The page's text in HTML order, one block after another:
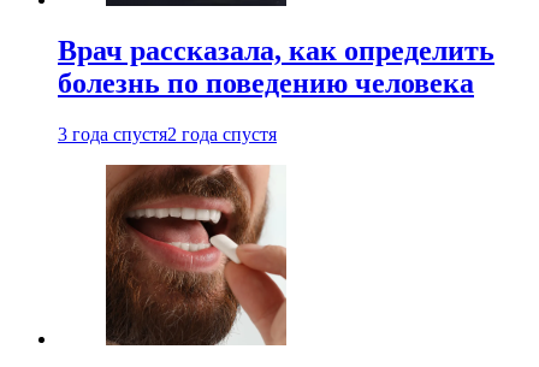
Врач рассказала, как определить
болезнь по поведению человека
3 года спустя2 года спустя